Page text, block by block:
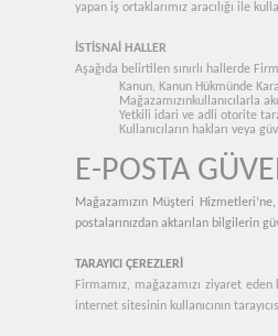
yapan iş ortaklarımız aracılığı ile
İSTİSNAİ HALLER
Aşağıda belirtilen sınırlı hallerde
Kanun, Kanun Hükmünde
Mağazamızınkullanıcılarla
Yetkili idari ve adli otorite
Kullanıcıların hakları veya
E-POSTA
Mağazamızın Müşteri
postalarınızdan aktarılan bilgilerin
TARAYICI ÇEREZLERİ
Firmamız, mağazamızı ziyaret
internet sitesinin kullanıcının